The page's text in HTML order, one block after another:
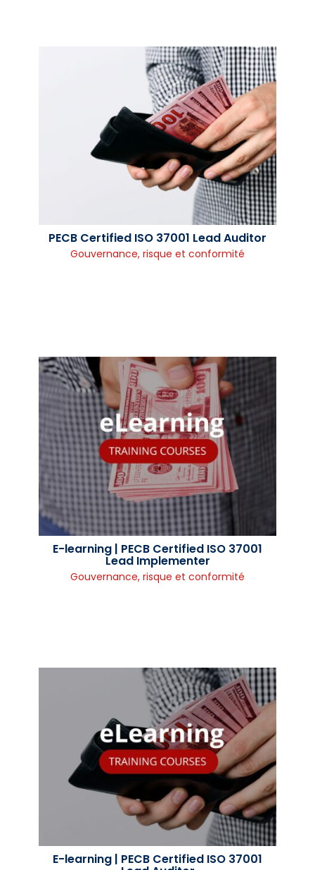
PECB Certified ISO 37001 Lead Auditor
Gouvernance, risque et conformité
E-learning | PECB Certified ISO 37001
Lead Implementer
Gouvernance, risque et conformité
E-learning | PECB Certified ISO 37001